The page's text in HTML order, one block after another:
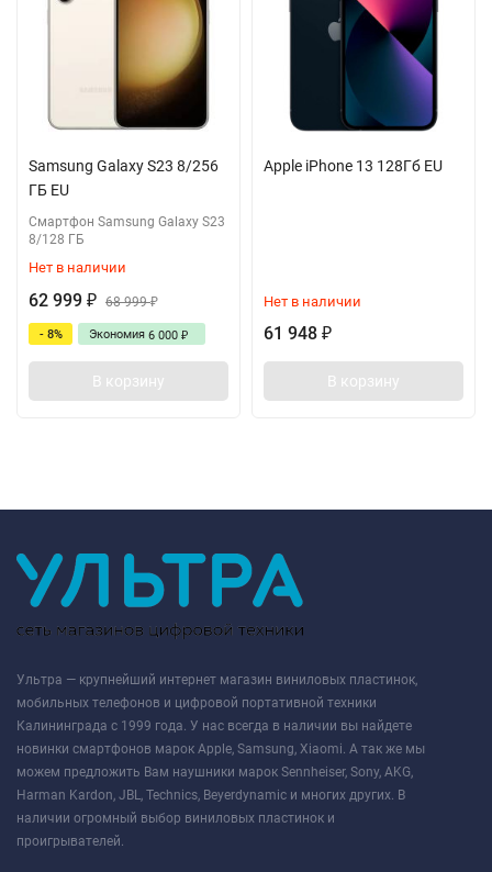
Samsung Galaxy S23 8/256
ГБ EU
Смартфон Samsung Galaxy S23
8/128 ГБ
Нет в наличии
62 999 ₽ 68 999₽
- 8% Экономия 6 000 ₽
В корзину
Apple iPhone 13 128Гб EU
Нет в наличии
61 948 ₽
В корзину
Ультра — крупнейший интернет магазин виниловых пластинок,
мобильных телефонов и цифровой портативной техники
Калининграда с 1999 года. У нас всегда в наличии вы найдете
новинки смартфонов марок Apple, Samsung, Xiaomi. А так же мы
можем предложить Вам наушники марок Sennheiser, Sony, AKG,
Harman Kardon, JBL, Technics, Beyerdynamic и многих других. В
наличии огромный выбор виниловых пластинок и
проигрывателей.